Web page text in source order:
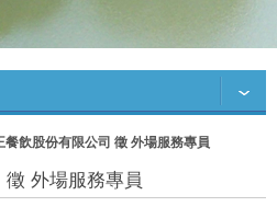
餐飲股份有限公司 徵 外場服務專員
外場服務專員